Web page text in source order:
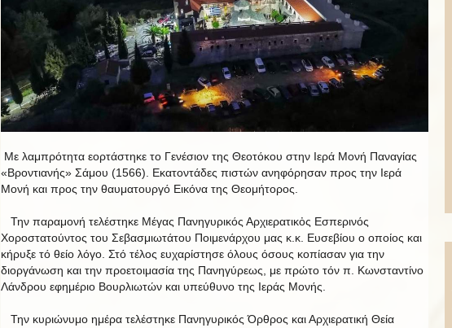
Με λαμπρότητα εορτάστηκε το Γενέσιον της Θεοτόκου στην Ιερά Μονή Παναγίας
«Βροντιανής» Σάμου (1566). Εκατοντάδες πιστών ανηφόρησαν προς την Ιερά
Μονή και προς την θαυματουργό Εικόνα της Θεομήτορος.
Την παραμονή τελέστηκε Μέγας Πανηγυρικός Αρχιερατικὀς Εσπερινός
Χοροστατούντος του Σεβασμιωτάτου Ποιμενάρχου μας κ.κ. Ευσεβίου ο οποίος και
κήρυξε τό θείο λόγο. Στό τέλος ευχαρίστησε όλους όσους κοπίασαν για την
διοργάνωση και την προετοιμασία της Πανηγύρεως, με πρώτο τόν π. Κωνσταντίνο
Λάνδρου εφημέριο Βουρλιωτών και υπεύθυνο της Ιεράς Μονής.
Την κυριώνυμο ημέρα τελέστηκε Πανηγυρικός Όρθρος και Αρχιερατική Θεία